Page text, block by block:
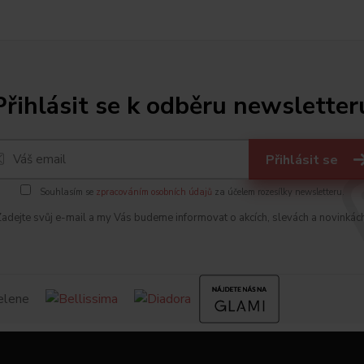
se k odběru
Přihlásit se
Souhlasím se zpracováním osobních údajů za účelem rozesílky newsletteru.
svůj e-mail a my Vás budeme informovat o akcích, slevách a